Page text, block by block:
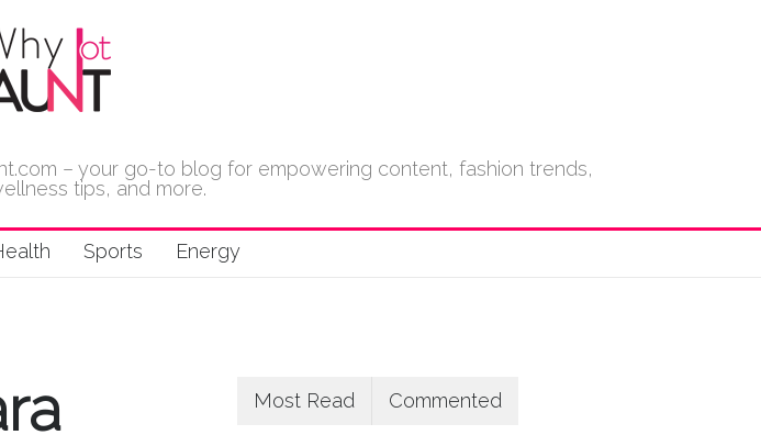
– your go-to blog for empowering content, fashion trends,
tips, and more.
Sports Energy
Most Read Commented